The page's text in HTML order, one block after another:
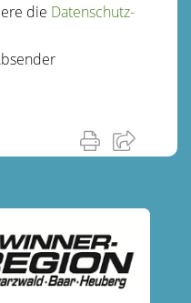
die Datenschutz­